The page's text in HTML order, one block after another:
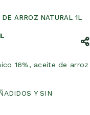
DE ARROZ NATURAL 1L
16%, aceite de arroz
Y SIN